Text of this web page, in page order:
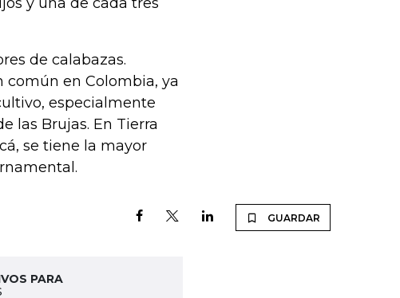
de calabazas.
común en Colombia, ya
especialmente
las Brujas. En Tierra
se tiene la mayor
GUARDAR
PARA